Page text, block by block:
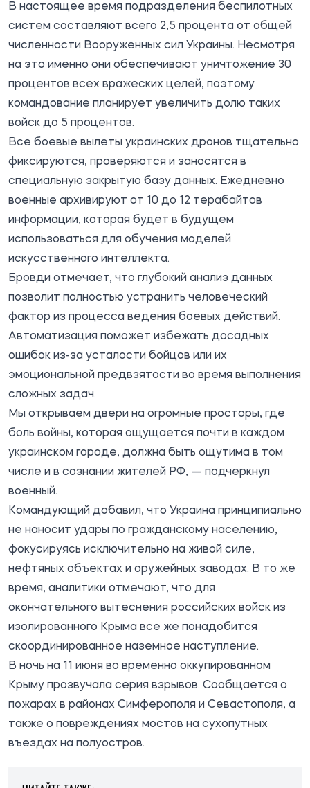
В настоящее время подразделения беспилотных
систем составляют всего 2,5 процента от общей
численности Вооруженных сил Украины. Несмотря
на это именно они обеспечивают уничтожение 30
процентов всех вражеских целей, поэтому
командование планирует увеличить долю таких
войск до 5 процентов.
Все боевые вылеты украинских дронов тщательно
фиксируются, проверяются и заносятся в
специальную закрытую базу данных. Ежедневно
военные архивируют от 10 до 12 терабайтов
информации, которая будет в будущем
использоваться для обучения моделей
искусственного интеллекта.
Бровди отмечает, что глубокий анализ данных
позволит полностью устранить человеческий
фактор из процесса ведения боевых действий.
Автоматизация поможет избежать досадных
ошибок из-за усталости бойцов или их
эмоциональной предвзятости во время выполнения
сложных задач.
Мы открываем двери на огромные просторы, где
боль войны, которая ощущается почти в каждом
украинском городе, должна быть ощутима в том
числе и в сознании жителей РФ, — подчеркнул
военный.
Командующий добавил, что Украина принципиально
не наносит удары по гражданскому населению,
фокусируясь исключительно на живой силе,
нефтяных объектах и оружейных заводах. В то же
время, аналитики отмечают, что для
окончательного вытеснения российских войск из
изолированного Крыма все же понадобится
скоординированное наземное наступление.
В ночь на 11 июня во временно оккупированном
Крыму прозвучала серия взрывов. Сообщается о
пожарах в районах Симферополя и Севастополя, а
также о повреждениях мостов на сухопутных
въездах на полуостров.